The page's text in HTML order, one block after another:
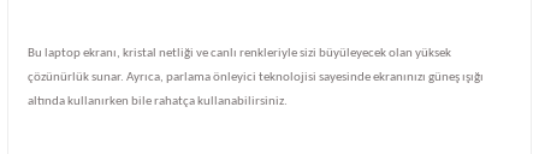
Bu laptop ekranı, kristal netliği ve canlı renkleriyle sizi büyüleyecek olan yüksek
çözünürlük sunar. Ayrıca, parlama önleyici teknolojisi sayesinde ekranınızı güneş ışığı
altında kullanırken bile rahatça kullanabilirsiniz.